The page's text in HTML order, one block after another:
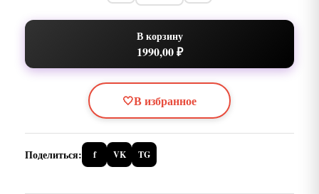
В корзину
1990,00 ₽
🤍В избранное
Поделиться: f VK TG